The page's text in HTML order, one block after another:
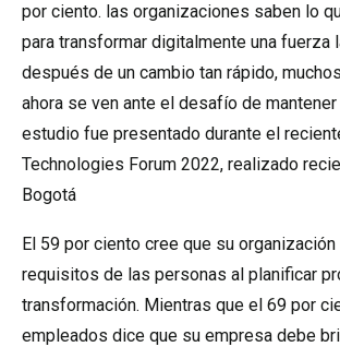
por ciento. las organizaciones saben lo
para transformar digitalmente una fuerza
después de un cambio tan rápido,
ahora se ven ante el desafío de
estudio fue presentado durante el
Technologies Forum 2022, realizado
Bogotá
El 59 por ciento cree que su
requisitos de las personas al planificar
transformación. Mientras que el 69 por
empleados dice que su empresa debe